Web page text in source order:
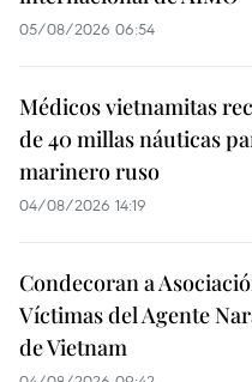
05/08/2026 06:54
Médicos vietnamitas
de 40 millas náuticas
marinero ruso
04/08/2026 14:19
Condecoran a
Víctimas del Agente
de Vietnam